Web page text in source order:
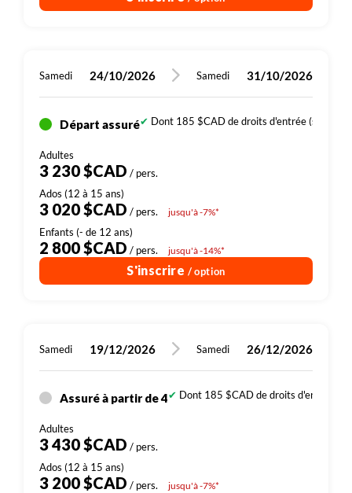
Samedi 24/10/2026 Samedi 31/10/2026
Départ assuré Dont 185 $CAD de droits d'entrée (sites,
3 230 $CAD / pers.
3 020 $CAD / pers. jusqu'à -7%*
2 800 $CAD / pers. jusqu'à -14%*
S'inscrire / option
Samedi 19/12/2026 Samedi 26/12/2026
Assuré à partir de 4 Dont 185 $CAD de droits d'entrée
3 430 $CAD / pers.
3 200 $CAD / pers. jusqu'à -7%*